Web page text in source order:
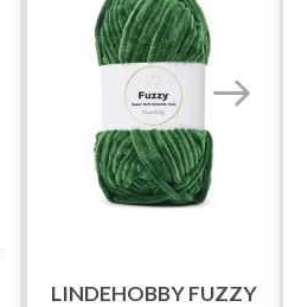
LINDEHOBBY FUZZY